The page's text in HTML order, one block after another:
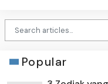
Popular